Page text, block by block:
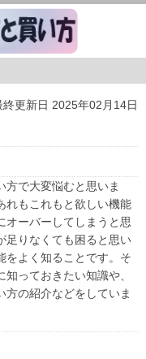
終更新日 2025年02月14日
方で大変悩むと思いま
れもこれもと欲しい機能
オーバーしてしまうと思
足りなくても困ると思い
をよく知ることです。そ
っておきたい知識や、
方の紹介などをしていま